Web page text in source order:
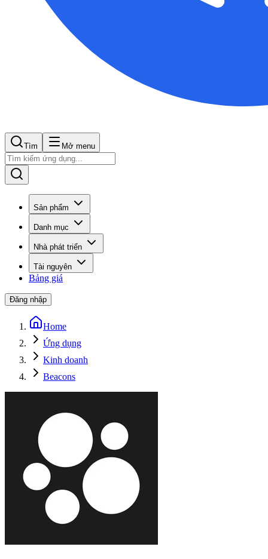
Tìm Mở menu
Sản phẩm
Danh mục
Nhà phát triển
Tài nguyên
Bảng giá
Đăng nhập
Home
Ứng dụng
Kinh doanh
Beacons